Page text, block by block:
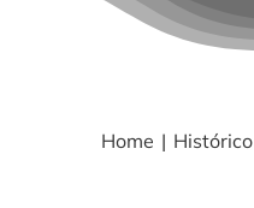
Home Histórico